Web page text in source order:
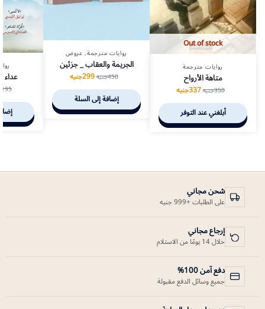
Out of stock
روايات مترجمة
متاهة الأرواح
350جنيه337جنيه
أبلغني عند التوفر
روايات مترجمة,عروض
الجريمة والعقاب _ جزئين
450جنيه299جنيه
إضافة إلى السلة
عداء
195
شحن مجاني
على الطلبات +999 جنيه
إرجاع مجاني
خلال 14 يومًا من الاستلام
دفع آمن 100%
جميع وسائل الدفع مقبولة